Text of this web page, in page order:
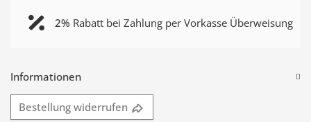
2% Rabatt bei Zahlung per Vorkasse Überweisung
Informationen
Bestellung widerrufen